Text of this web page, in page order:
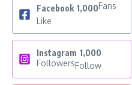
Facebook 1,000Fans
Like
Instagram 1,000
FollowersFollow